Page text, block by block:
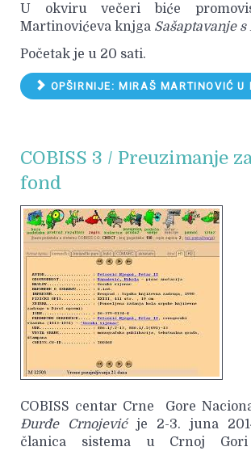
U okviru večeri biće
Martinovićeva knjga Sašaptavanje
Početak je u 20 sati.
OPŠIRNIJE: MIRAŠ MARTINOVIĆ U
COBISS 3 / Preuzimanje
fond
COBISS centar Crne Gore
Đurđe Crnojevićje 2-3. juna
članica sistema u Crnoj Gori